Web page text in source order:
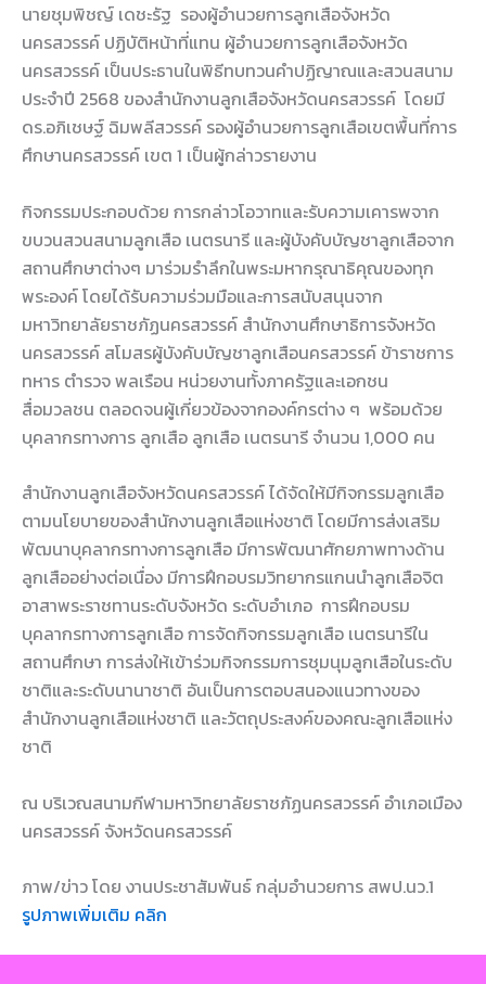
นายชุมพิชญ์ เดชะรัฐ รองผู้อำนวยการลูกเสือจังหวัด
นครสวรรค์ ปฏิบัติหน้าที่แทน ผู้อำนวยการลูกเสือจังหวัด
นครสวรรค์ เป็นประธานในพิธีทบทวนคำปฏิญาณและสวนสนาม
ประจำปี 2568 ของสำนักงานลูกเสือจังหวัดนครสวรรค์ โดยมี
ดร.อภิเชษฐ์ ฉิมพลีสวรรค์ รองผู้อำนวยการลูกเสือเขตพื้นที่การ
ศึกษานครสวรรค์ เขต 1 เป็นผู้กล่าวรายงาน
กิจกรรมประกอบด้วย การกล่าวโอวาทและรับความเคารพจาก
ขบวนสวนสนามลูกเสือ เนตรนารี และผู้บังคับบัญชาลูกเสือจาก
สถานศึกษาต่างๆ มาร่วมรำลึกในพระมหากรุณาธิคุณของทุก
พระองค์ โดยได้รับความร่วมมือและการสนับสนุนจาก
มหาวิทยาลัยราชภัฏนครสวรรค์ สำนักงานศึกษาธิการจังหวัด
นครสวรรค์ สโมสรผู้บังคับบัญชาลูกเสือนครสวรรค์ ข้าราชการ
ทหาร ตำรวจ พลเรือน หน่วยงานทั้งภาครัฐและเอกชน
สื่อมวลชน ตลอดจนผู้เกี่ยวข้องจากองค์กรต่าง ๆ พร้อมด้วย
บุคลากรทางการ ลูกเสือ ลูกเสือ เนตรนารี จำนวน 1,000 คน
สำนักงานลูกเสือจังหวัดนครสวรรค์ ได้จัดให้มีกิจกรรมลูกเสือ
ตามนโยบายของสำนักงานลูกเสือแห่งชาติ โดยมีการส่งเสริม
พัฒนาบุคลากรทางการลูกเสือ มีการพัฒนาศักยภาพทางด้าน
ลูกเสืออย่างต่อเนื่อง มีการฝึกอบรมวิทยากรแกนนำลูกเสือจิต
อาสาพระราชทานระดับจังหวัด ระดับอำเภอ การฝึกอบรม
บุคลากรทางการลูกเสือ การจัดกิจกรรมลูกเสือ เนตรนารีใน
สถานศึกษา การส่งให้เข้าร่วมกิจกรรมการชุมนุมลูกเสือในระดับ
ชาติและระดับนานาชาติ อันเป็นการตอบสนองแนวทางของ
สำนักงานลูกเสือแห่งชาติ และวัตถุประสงค์ของคณะลูกเสือแห่ง
ชาติ
ณ บริเวณสนามกีฬามหาวิทยาลัยราชภัฏนครสวรรค์ อำเภอเมือง
นครสวรรค์ จังหวัดนครสวรรค์
ภาพ/ข่าว โดย งานประชาสัมพันธ์ กลุ่มอำนวยการ สพป.นว.1
รูปภาพเพิ่มเติม คลิก